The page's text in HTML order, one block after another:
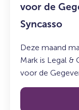
voor de
Syncasso
Deze maand
Mark is Legal
voor de